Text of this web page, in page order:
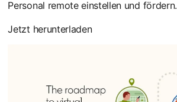
Personal remote einstellen und fördern.
Jetzt herunterladen